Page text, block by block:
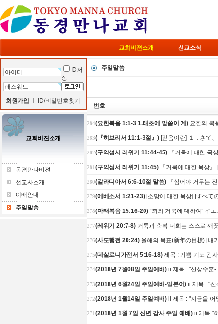
교회비젼소개 선교소식
ID저
장
회원가입 ID/비밀번호찾기
교회비젼소개
동경만나비젼
선교사소개
예배안내
주일말씀
주일말씀
번호
284(요한복음 1:1-3 1.태초에 말씀이 계) 요한의 복
283(『히브리서 11:1-3절』) [믿음이란] １．さて
282(구약성서 레위기 11:44-45) 『거룩에 대한 묵
281(구약성서 레위기 11:45) 『거룩에 대한 묵상
280(갈라디아서 6:6-10절 말씀) 『심어야 거두는
279(에베소서 1:21-23) [소망에 대한 묵상] [すべ
278(마태복음 15:16-20) “죄와 거룩에 대하여” イ
277(레위기 20:7-8) 거룩과 축복 너희는 스스로 깨
276(사도행전 20:24) 올해의 목표(新年の目標) [내
275(데살로니가전서 5:16-18) 제목 : 기쁨 기도 감
274(2018년 7월08일 주일예배) ii 제목 : "산상수훈
273(2018년 6월24일 주일예배-일본어) ii 제목 : "
272(2018년 1월14일 주일예배) ii 제목 : "지금을
271(2018년 1월 7일 신년 감사 주일 예배) ii 제목 "